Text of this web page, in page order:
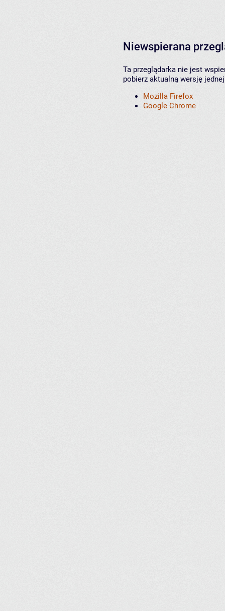
Niewspierana
Ta przeglądarka nie jest
pobierz aktualną wersję
Mozilla Firefox
Google Chrome